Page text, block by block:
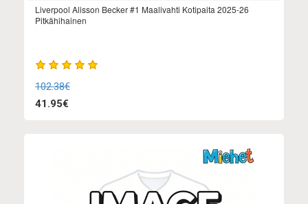
Liverpool Alisson Becker #1 Maalivahti Kotipaita 2025-26
Pitkähihainen
102.38€
41.95€